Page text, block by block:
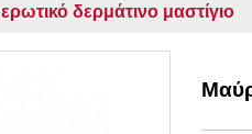
δερμάτινο μαστίγιο